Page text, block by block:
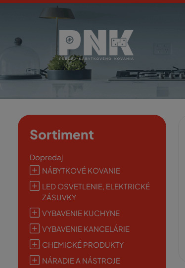
Sortiment
Dopredaj
NÁBYTKOVÉ KOVANIE
LED OSVETLENIE, ELEKTRICKÉ
ZÁSUVKY
VYBAVENIE KUCHYNE
VYBAVENIE KANCELÁRIE
CHEMICKÉ PRODUKTY
NÁRADIE A NÁSTROJE